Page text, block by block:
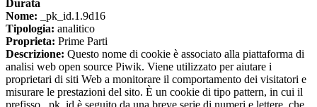
Durata
Nome: _pk_id.1.9d16
Tipologia: analitico
Proprieta: Prime Parti
Descrizione: Questo nome di cookie è associato alla piattaforma di
analisi web open source Piwik. Viene utilizzato per aiutare i
proprietari di siti Web a monitorare il comportamento dei visitatori e
misurare le prestazioni del sito. È un cookie di tipo pattern, in cui il